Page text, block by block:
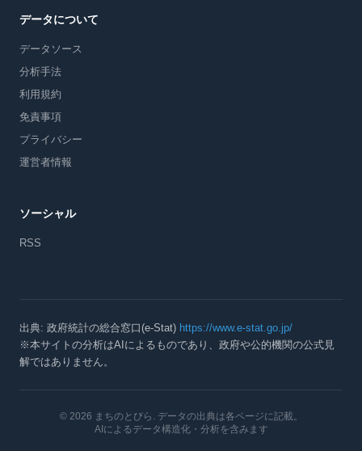
データについて
データソース
分析手法
利用規約
免責事項
プライバシー
運営者情報
ソーシャル
RSS
出典: 政府統計の総合窓口(e-Stat) https://www.e-stat.go.jp/
※本サイトの分析はAIによるものであり、政府や公的機関の公式見
解ではありません。
© 2026 まちのとびら . データの出典は各ページに記載。
AIによるデータ構造化・分析を含みます